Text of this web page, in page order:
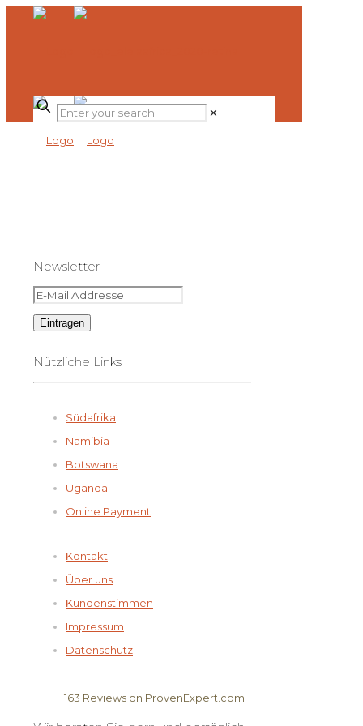
✕
Newsletter
Nützliche Links
Südafrika
Namibia
Botswana
Uganda
Online Payment
Kontakt
Über uns
Kundenstimmen
Impressum
Datenschutz
163 Reviews on ProvenExpert.com